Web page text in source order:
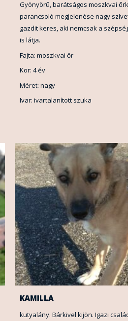
Gyönyörű, barátságos moszkvai
parancsoló megjelenése nagy
gazdit keres, aki nemcsak a
is látja.
Fajta: moszkvai őr
Kor: 4 év
Méret: nagy
Ivar: ivartalanított szuka
KAMILLA
kutyalány. Bárkivel kijön. Igazi